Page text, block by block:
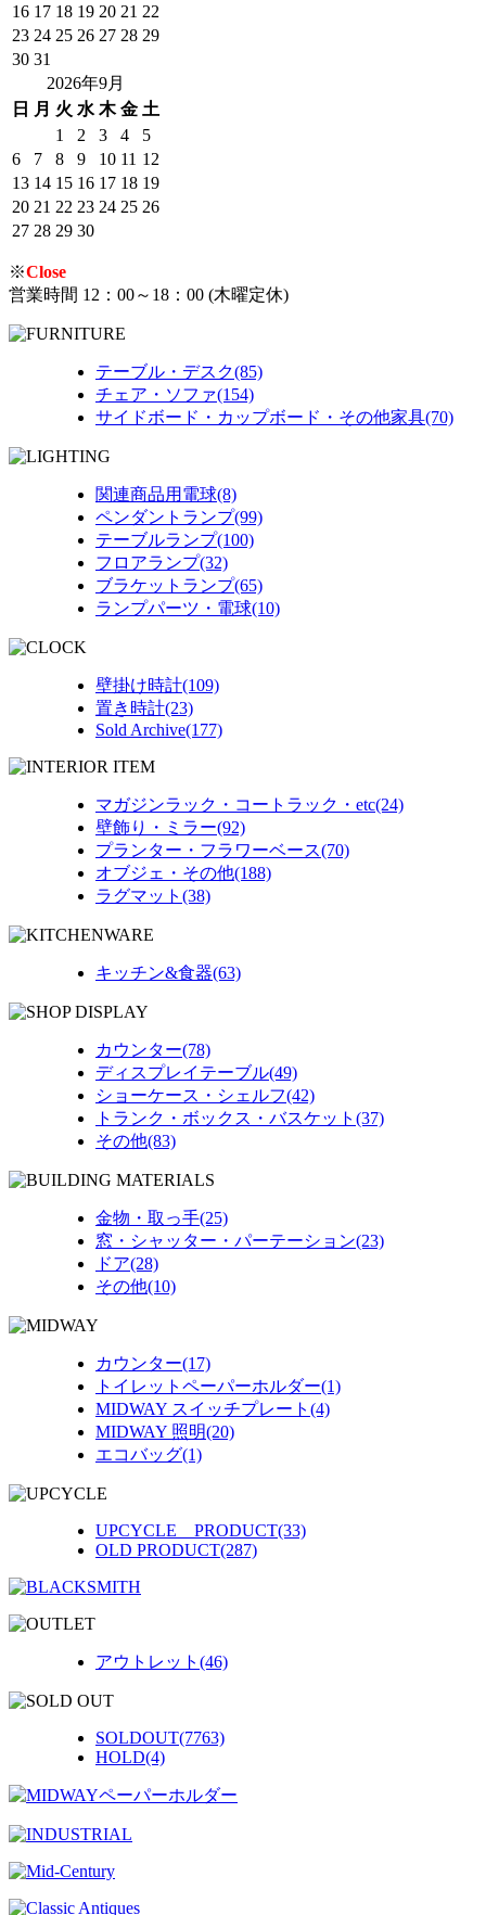
16 17 18 19 20 21 22
23 24 25 26 27 28 29
30 31
2026年9月
日
月 火 水 木 金 土
1
2 3 4
5
6
7 8 9 10 11 12
13 14 15 16 17 18 19
20 21 22 23 24 25 26
27 28 29 30
※Close
営業時間 12：00～18：00 (木曜定休)
テーブル・デスク(85)
チェア・ソファ(154)
サイドボード・カップボード・その他家具(70)
関連商品用電球(8)
ペンダントランプ(99)
テーブルランプ(100)
フロアランプ(32)
ブラケットランプ(65)
ランプパーツ・電球(10)
壁掛け時計(109)
置き時計(23)
Sold Archive(177)
マガジンラック・コートラック・etc(24)
壁飾り・ミラー(92)
プランター・フラワーベース(70)
オブジェ・その他(188)
ラグマット(38)
キッチン&食器(63)
カウンター(78)
ディスプレイテーブル(49)
ショーケース・シェルフ(42)
トランク・ボックス・バスケット(37)
その他(83)
金物・取っ手(25)
窓・シャッター・パーテーション(23)
ドア(28)
その他(10)
カウンター(17)
トイレットペーパーホルダー(1)
MIDWAY スイッチプレート(4)
MIDWAY 照明(20)
エコバッグ(1)
UPCYCLE PRODUCT(33)
OLD PRODUCT(287)
アウトレット(46)
SOLDOUT(7763)
HOLD(4)